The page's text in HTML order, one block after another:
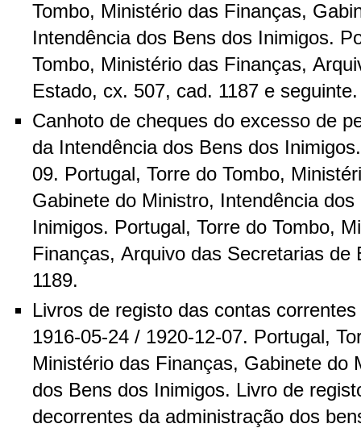
Tombo, Ministério das Finanças,
Intendência dos Bens dos Inimigos.
Tombo, Ministério das Finanças,
Estado, cx. 507, cad. 1187 e seguinte.
Canhoto de cheques do excesso de
da Intendência dos Bens dos
09. Portugal, Torre do Tombo,
Gabinete do Ministro, Intendência dos
Inimigos. Portugal, Torre do Tombo,
Finanças, Arquivo das Secretarias de
1189.
Livros de registo das contas
1916-05-24 / 1920-12-07. Portugal,
Ministério das Finanças, Gabinete do
dos Bens dos Inimigos. Livro de
decorrentes da administração dos